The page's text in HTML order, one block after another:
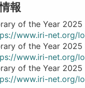
報
of the Year 2025
www.iri-net.org/
of the Year 2025
www.iri-net.org/
of the Year 2025
www.iri-net.org/